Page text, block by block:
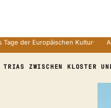
Europäischen Kultur· Ancient
ZWISCHEN KLOSTER